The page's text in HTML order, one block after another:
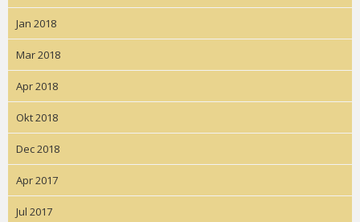
Jan 2018
Mar 2018
Apr 2018
Okt 2018
Dec 2018
Apr 2017
Jul 2017